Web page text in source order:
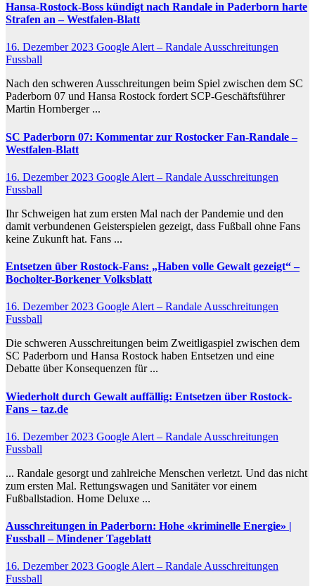
Hansa-Rostock-Boss kündigt nach Randale in Paderborn harte
Strafen an – Westfalen-Blatt
16. Dezember 2023 Google Alert – Randale Ausschreitungen
Fussball
Nach den schweren Ausschreitungen beim Spiel zwischen dem SC
Paderborn 07 und Hansa Rostock fordert SCP-Geschäftsführer
Martin Hornberger ...
SC Paderborn 07: Kommentar zur Rostocker Fan-Randale–
Westfalen-Blatt
16. Dezember 2023 Google Alert – Randale Ausschreitungen
Fussball
Ihr Schweigen hat zum ersten Mal nach der Pandemie und den
damit verbundenen Geisterspielen gezeigt, dass Fußball ohne Fans
keine Zukunft hat. Fans ...
Entsetzen über Rostock-Fans: „Haben volle Gewalt gezeigt“ –
Bocholter-Borkener Volksblatt
16. Dezember 2023 Google Alert – Randale Ausschreitungen
Fussball
Die schweren Ausschreitungen beim Zweitligaspiel zwischen dem
SC Paderborn und Hansa Rostock haben Entsetzen und eine
Debatte über Konsequenzen für ...
Wiederholt durch Gewalt auffällig: Entsetzen über Rostock-
Fans – taz.de
16. Dezember 2023 Google Alert – Randale Ausschreitungen
Fussball
... Randale gesorgt und zahlreiche Menschen verletzt. Und das nicht
zum ersten Mal. Rettungswagen und Sanitäter vor einem
Fußballstadion. Home Deluxe ...
Ausschreitungen in Paderborn: Hohe «kriminelle Energie» |
Fussball– Mindener Tageblatt
16. Dezember 2023 Google Alert – Randale Ausschreitungen
Fussball